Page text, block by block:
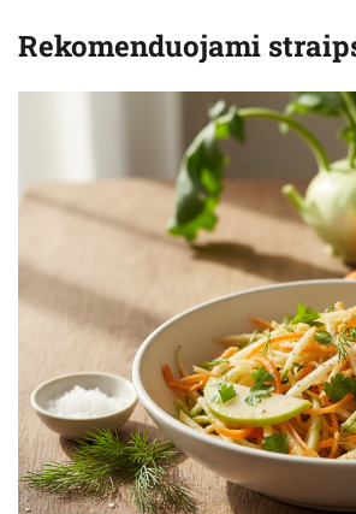
Rekomenduojami